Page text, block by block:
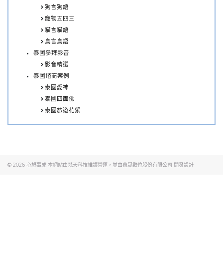
狗言狗語
寵物五四三
貓言貓語
鳥言鳥語
泰國參拜影音
影音精選
泰國諮商案例
泰國愛神
泰國四面佛
泰國旅遊花絮
© 2026 心想事成 本網站由梵天科技維護營運，並由鑫晟數位股份有限公司 開發設計